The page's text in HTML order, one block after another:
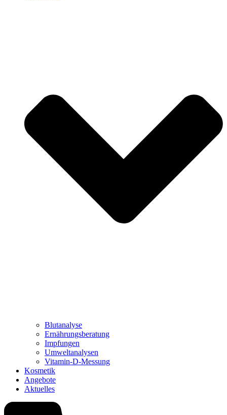
Blutanalyse
Ernährungsberatung
Impfungen
Umweltanalysen
Vitamin-D-Messung
Kosmetik
Angebote
Aktuelles